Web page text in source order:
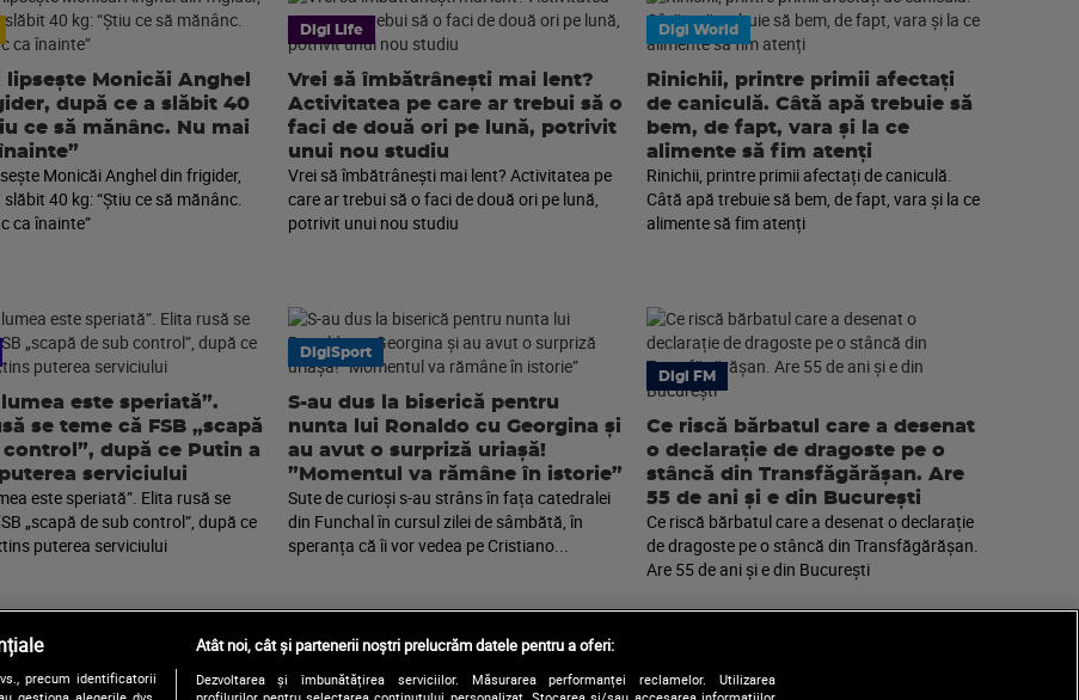
lipsește Monicăi Anghel
după ce a slăbit 40
ce să mănânc. Nu mai
Monicăi Anghel din frigider,
40 kg: “Știu ce să mănânc.
ca înainte”
Digi Life
Vrei să îmbătrânești mai lent?
Activitatea pe care ar trebui să o
faci de două ori pe lună, potrivit
unui nou studiu
Vrei să îmbătrânești mai lent? Activitatea pe
care ar trebui să o faci de două ori pe lună,
potrivit unui nou studiu
Digi World
Rinichii, printre primii afectați
de caniculă. Câtă apă trebuie să
bem, de fapt, vara și la ce
alimente să fim atenți
Rinichii, printre primii afectați de caniculă.
Câtă apă trebuie să bem, de fapt, vara și la ce
alimente să fim atenți
lumea este speriată”.
se teme că FSB „scapă
control”, după ce Putin a
serviciului
este speriată”. Elita rusă se
„scapă de sub control”, după ce
puterea serviciului
DigiSport
S-au dus la biserică pentru
nunta lui Ronaldo cu Georgina și
au avut o surpriză uriașă!
”Momentul va rămâne în istorie”
Sute de curioși s-au strâns în fața catedralei
din Funchal în cursul zilei de sâmbătă, în
speranța că îi vor vedea pe Cristiano...
Digi FM
Ce riscă bărbatul care a desenat
o declarație de dragoste pe o
stâncă din Transfăgărășan. Are
55 de ani și e din București
Ce riscă bărbatul care a desenat o declarație
de dragoste pe o stâncă din Transfăgărășan.
Are 55 de ani și e din București
Urmărește-ne și pe:
precum identificatorii
Atât noi, cât și partenerii noștri prelucrăm datele pentru a oferi:
Dezvoltarea și îmbunătățirea serviciilor. Măsurarea performanței reclamelor. Utilizarea